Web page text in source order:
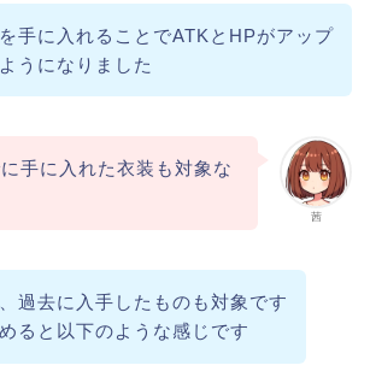
手に入れることでATKとHPがアップ
うになりました
茜
手に入れた衣装も対象な
過去に入手したものも対象です
ると以下のような感じです